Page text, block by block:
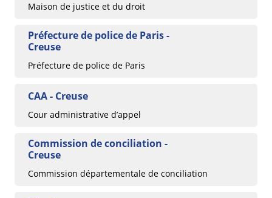
Maison de justice et du droit
Préfecture de police de Paris -
Creuse
Préfecture de police de Paris
CAA - Creuse
Cour administrative d’appel
Commission de conciliation -
Creuse
Commission départementale de conciliation